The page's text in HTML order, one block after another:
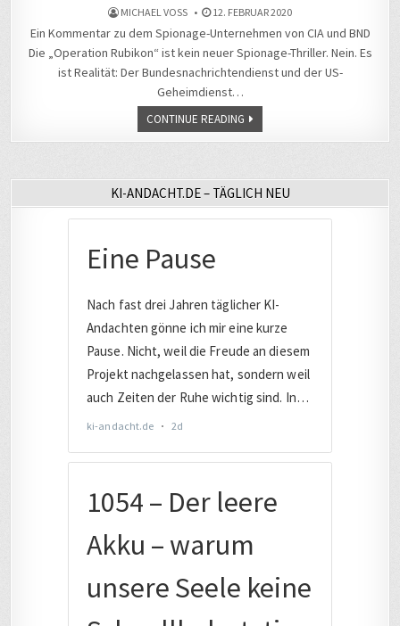
MICHAEL VOSS 12. FEBRUAR 2020
Ein Kommentar zu dem Spionage-Unternehmen von CIA und BND
Die „Operation Rubikon“ ist kein neuer Spionage-Thriller. Nein. Es
ist Realität: Der Bundesnachrichtendienst und der US-
Geheimdienst…
CONTINUE READING
KI-ANDACHT.DE – TÄGLICH NEU